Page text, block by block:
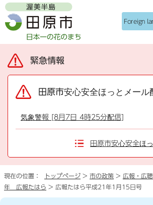
Foreign
緊急情報
田原市安心安全ほっとメール
気象警報 [8月7日 4時25分配信]
田原市安心安全ほ
現在の位置： トップページ > 市の政策 > 広報・広聴
年 広報たはら > 広報たはら平成21年1月15日号